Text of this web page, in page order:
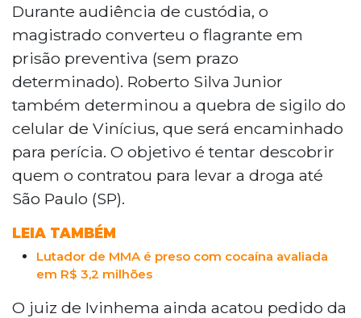
Durante audiência de custódia, o
magistrado converteu o flagrante em
prisão preventiva (sem prazo
determinado). Roberto Silva Junior
também determinou a quebra de sigilo do
celular de Vinícius, que será encaminhado
para perícia. O objetivo é tentar descobrir
quem o contratou para levar a droga até
São Paulo (SP).
LEIA TAMBÉM
Lutador de MMA é preso com cocaína avaliada
em R$ 3,2 milhões
O juiz de Ivinhema ainda acatou pedido da